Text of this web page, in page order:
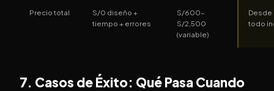
Precio total
S/0 diseño +
tiempo + errores
S/600–
S/2,500
(variable)
Desde
todo
7. Casos de Éxito: Qué Pasa Cuando